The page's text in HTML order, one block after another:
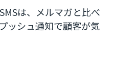
は、メルマガと比べ
ッシュ通知で顧客が気